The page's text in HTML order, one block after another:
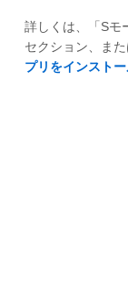
詳しくは、「Sモ
セクション、ま
プリをインスト